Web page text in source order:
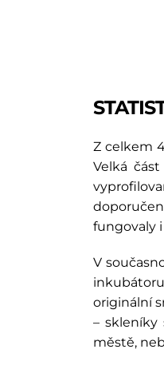
Z celkem
Velká
fungovaly
V
originální
– skleníky
městě,